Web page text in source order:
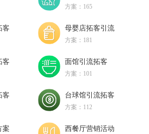
方案：165
客 母婴店拓客引流
方案：181
客 面馆引流拓客
方案：101
客 台球馆引流拓客
方案：112
案 西餐厅营销活动